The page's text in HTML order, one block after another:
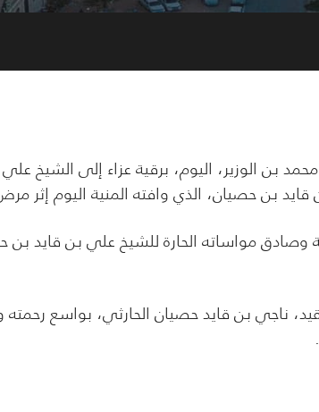
الوزير، اليوم، برقية عزاء إلى الشيخ
بن حصيان، الذي وافته المنية اليوم إثر
مواساته الحارة للشيخ علي بن قايد بن
ناجي بن قايد حصيان الحارثي، بواسع رحمته